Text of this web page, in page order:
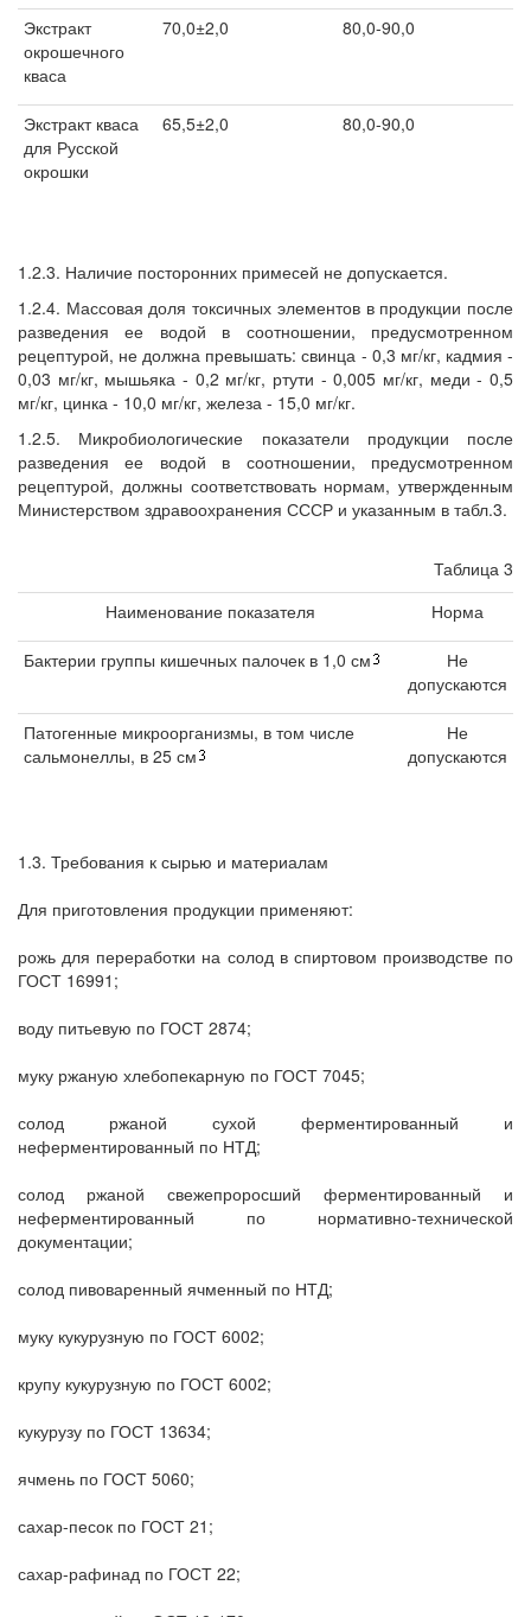
Экстракт
окрошечного
кваса
70,0±2,0 80,0-90,0
Экстракт кваса
для Русской
окрошки
65,5±2,0 80,0-90,0
1.2.3. Наличие посторонних примесей не допускается.
1.2.4. Массовая доля токсичных элементов в продукции после
разведения ее водой в соотношении, предусмотренном
рецептурой, не должна превышать: свинца - 0,3 мг/кг, кадмия -
0,03 мг/кг, мышьяка - 0,2 мг/кг, ртути - 0,005 мг/кг, меди - 0,5
мг/кг, цинка - 10,0 мг/кг, железа - 15,0 мг/кг.
1.2.5. Микробиологические показатели продукции после
разведения ее водой в соотношении, предусмотренном
рецептурой, должны соответствовать нормам, утвержденным
Министерством здравоохранения СССР и указанным в табл.3.
Таблица 3
Наименование показателя
Норма
Бактерии группы кишечных палочек в 1,0 см
Не
допускаются
Патогенные микроорганизмы, в том числе
сальмонеллы, в 25 см
Не
допускаются
1.3. Требования к сырью и материалам
Для приготовления продукции применяют:
рожь для переработки на солод в спиртовом производстве по
ГОСТ 16991;
воду питьевую по ГОСТ 2874;
муку ржаную хлебопекарную по ГОСТ 7045;
солод ржаной сухой ферментированный и
неферментированный по НТД;
солод ржаной свежепроросший ферментированный и
неферментированный по нормативно-технической
документации;
солод пивоваренный ячменный по НТД;
муку кукурузную по ГОСТ 6002;
крупу кукурузную по ГОСТ 6002;
кукурузу по ГОСТ 13634;
ячмень по ГОСТ 5060;
сахар-песок по ГОСТ 21;
сахар-рафинад по ГОСТ 22;